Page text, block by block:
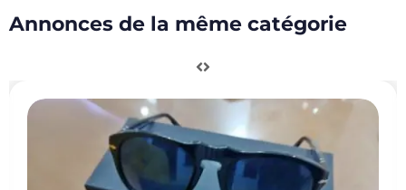
Annonces de la même catégorie